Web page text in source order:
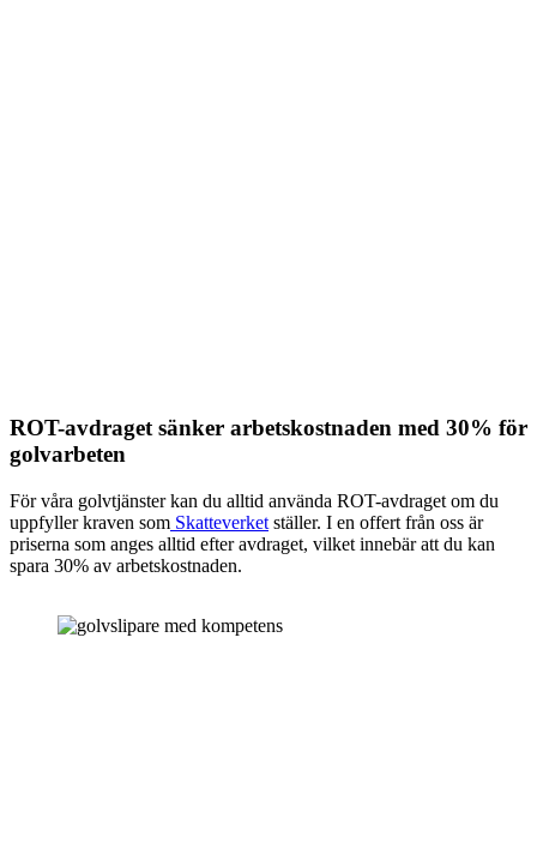
ROT-avdraget sänker arbetskostnaden med 30% för
golvarbeten
För våra golvtjänster kan du alltid använda ROT-avdraget om du
uppfyller kraven som Skatteverket ställer. I en offert från oss är
priserna som anges alltid efter avdraget, vilket innebär att du kan
spara 30% av arbetskostnaden.